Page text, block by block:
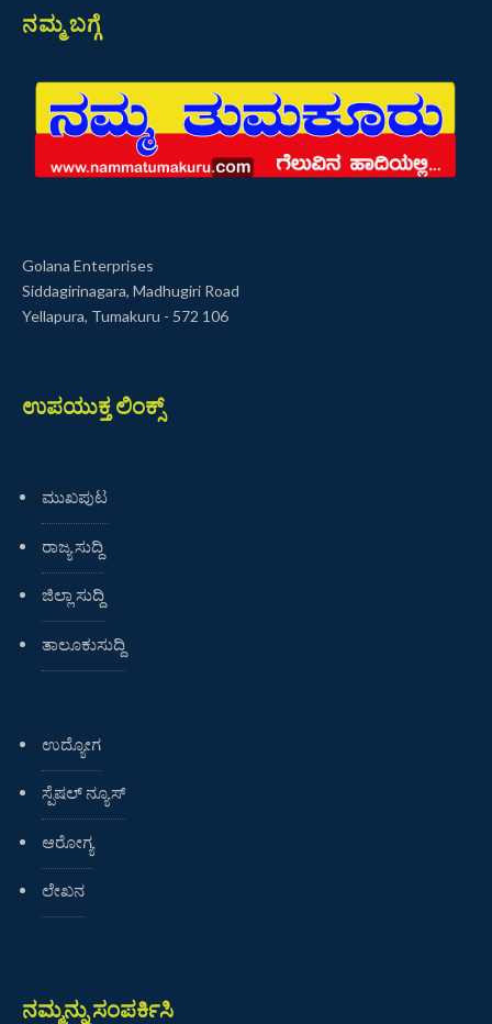
ನಮ್ಮ ಬಗ್ಗೆ
Golana Enterprises
Siddagirinagara, Madhugiri Road
Yellapura, Tumakuru - 572 106
ಉಪಯುಕ್ತ ಲಿಂಕ್ಸ್
ಮುಖಪುಟ
ರಾಜ್ಯ ಸುದ್ದಿ
ಜಿಲ್ಲಾ ಸುದ್ದಿ
ತಾಲೂಕುಸುದ್ದಿ
ಉದ್ಯೋಗ
ಸ್ಪೆಷಲ್ ನ್ಯೂಸ್
ಆರೋಗ್ಯ
ಲೇಖನ
ನಮ್ಮನ್ನು ಸಂಪರ್ಕಿಸಿ